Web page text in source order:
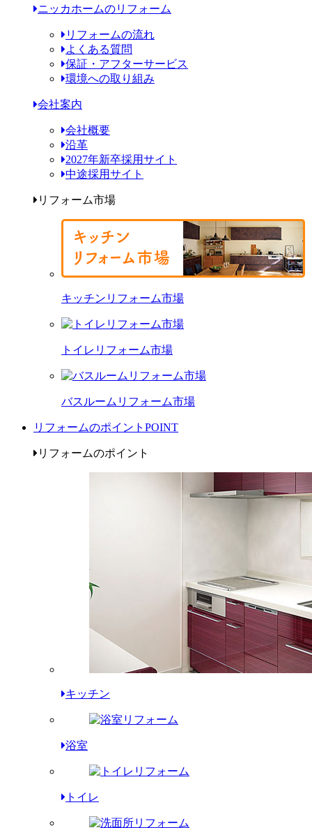
ニッカホームのリフォーム
リフォームの流れ
よくある質問
保証・アフターサービス
環境への取り組み
会社案内
会社概要
沿革
2027年新卒採用サイト
中途採用サイト
リフォーム市場
キッチンリフォーム市場
トイレリフォーム市場
バスルームリフォーム市場
リフォームのポイント POINT
リフォームのポイント
キッチン
浴室
トイレ